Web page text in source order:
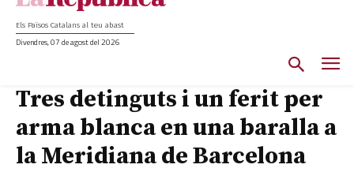
Els Països Catalans al teu abast
Divendres, 07 de agost del 2026
Tres detinguts i un ferit per
arma blanca en una baralla a
la Meridiana de Barcelona